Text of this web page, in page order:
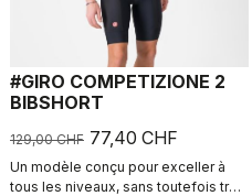
#GIRO COMPETIZIONE 2
BIBSHORT
129,00 CHF 77,40 CHF
Un modèle conçu pour exceller à
tous les niveaux, sans toutefois trop